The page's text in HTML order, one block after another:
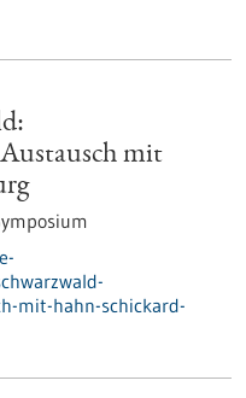
mit
mit-hahn-schickard-